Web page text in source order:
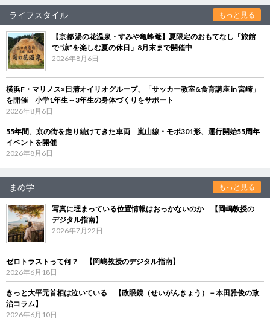
ライフスタイル もっと見る
【京都 湯の花温泉・すみや亀峰菴】夏限定のおもてなし「旅館
で“涼”を楽しむ夏の休日」8月末まで開催中
2026年8月6日
横浜F・マリノス×日清オイリオグループ、「サッカー教室&食育講座 in 宮崎」
を開催 小学1年生～3年生の身体づくりをサポート
2026年8月6日
55年間、京の街を走り続けてきた車両 嵐山線・モボ301形、運行開始55周年
イベントを開催
2026年8月6日
まめ学 もっと見る
写真に埋まっている位置情報はおっかないのか 【岡嶋教授の
デジタル指南】
2026年7月22日
ゼロトラストって何？ 【岡嶋教授のデジタル指南】
2026年6月18日
きっと大平元首相は泣いている 【政眼鏡（せいがんきょう）－本田雅俊の政
治コラム】
2026年6月10日